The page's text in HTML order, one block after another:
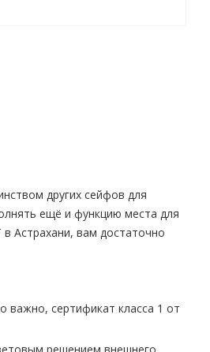
других сейфов для
ещё и функцию места для
Астрахани, вам достаточно
важно, сертификат класса 1 от